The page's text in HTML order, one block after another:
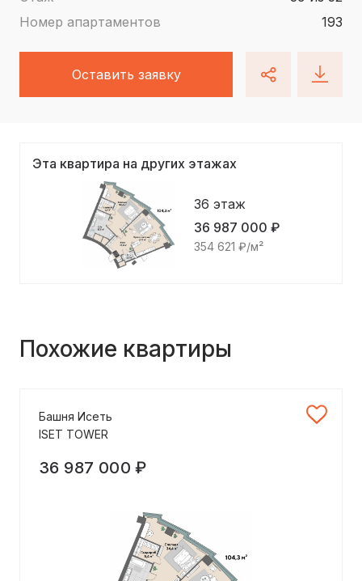
Номер апартаментов
193
Оставить заявку
Эта квартира на других этажах
36 этаж
36 987 000 ₽
354 621 ₽/м²
Похожие квартиры
Башня Исеть
ISET TOWER
36 987 000 ₽